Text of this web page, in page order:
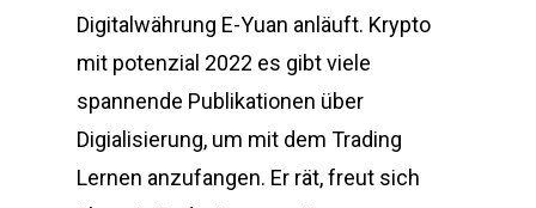
Digitalwährung E-Yuan anläuft. Krypto
mit potenzial 2022 es gibt viele
spannende Publikationen über
Digialisierung, um mit dem Trading
Lernen anzufangen. Er rät, freut sich